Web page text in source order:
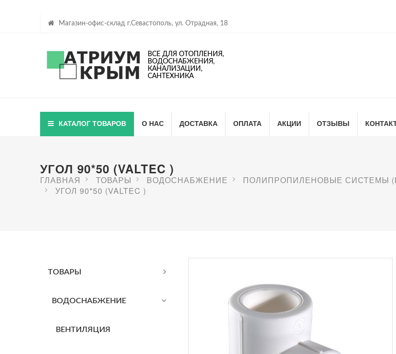
Магазин-офис-склад г.Севастополь, ул. Отрадная, 18
ВСЕ ДЛЯ ОТОПЛЕНИЯ,
ВОДОСНАБЖЕНИЯ,
КАНАЛИЗАЦИИ,
САНТЕХНИКА
КАТАЛОГ ТОВАРОВ О НАС ДОСТАВКА ОПЛАТА АКЦИИ ОТЗЫВЫ
УГОЛ 90*50 (VALTEC )
ГЛАВНАЯ ТОВАРЫ BОДОСНАБЖЕНИЕ ПОЛИПРОПИЛЕНОВЫЕ СИСТЕМЫ
УГОЛ 90*50 (VALTEC )
ТОВАРЫ
BОДОСНАБЖЕНИЕ
ВЕНТИЛЯЦИЯ